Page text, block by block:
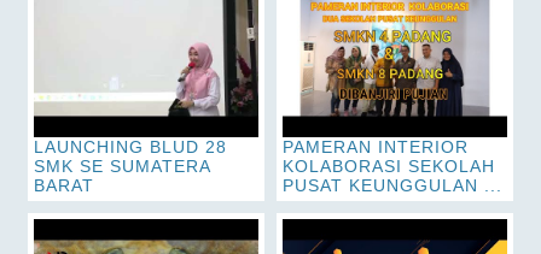
LAUNCHING BLUD 28
SMK SE SUMATERA
BARAT
PAMERAN INTERIOR
KOLABORASI SEKOLAH
PUSAT KEUNGGULAN ...